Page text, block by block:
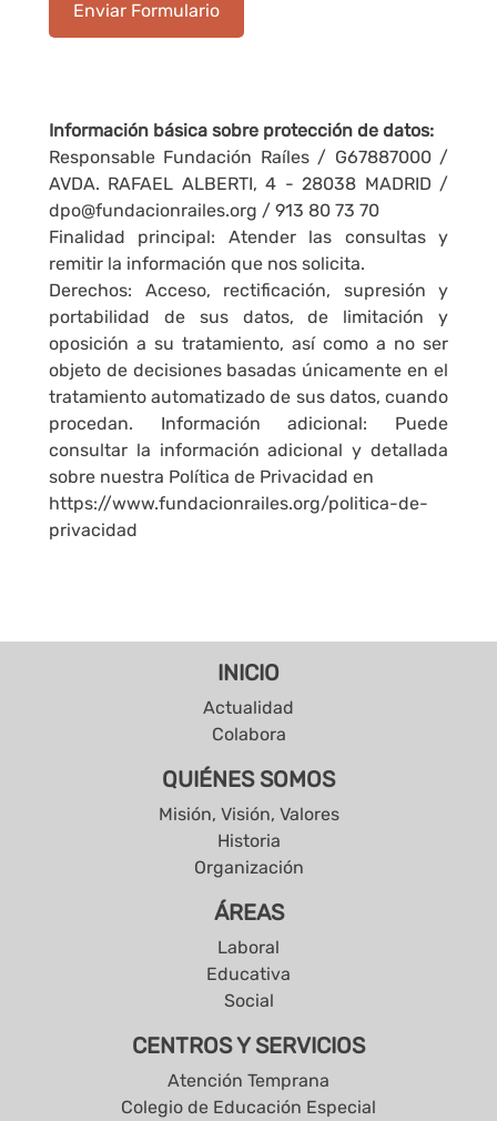
Información básica sobre protección de datos:
Responsable Fundación Raíles / G67887000 /
AVDA. RAFAEL ALBERTI, 4 - 28038 MADRID /
dpo@fundacionrailes.org / 913 80 73 70
Finalidad principal: Atender las consultas y
remitir la información que nos solicita.
Derechos: Acceso, rectificación, supresión y
portabilidad de sus datos, de limitación y
oposición a su tratamiento, así como a no ser
objeto de decisiones basadas únicamente en el
tratamiento automatizado de sus datos, cuando
procedan. Información adicional: Puede
consultar la información adicional y detallada
sobre nuestra Política de Privacidad en
https://www.fundacionrailes.org/politica-de-
privacidad
INICIO
Actualidad
Colabora
QUIÉNES SOMOS
Misión, Visión, Valores
Historia
Organización
ÁREAS
Laboral
Educativa
Social
CENTROS Y SERVICIOS
Atención Temprana
Colegio de Educación Especial